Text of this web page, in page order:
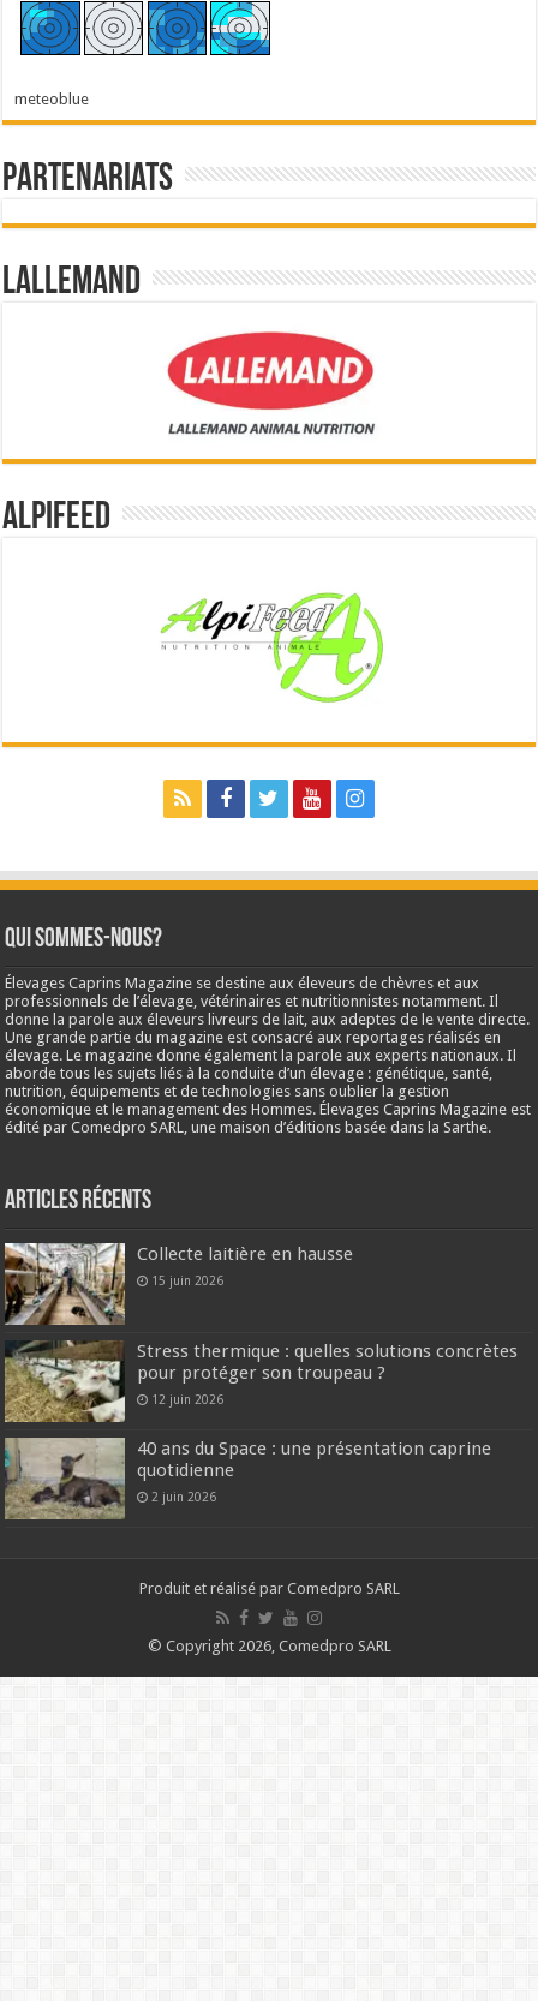
meteoblue
Partenariats
Lallemand
Alpifeed
Qui sommes-nous?
Élevages Caprins Magazine se destine aux éleveurs de chèvres et aux
professionnels de l’élevage, vétérinaires et nutritionnistes notamment. Il
donne la parole aux éleveurs livreurs de lait, aux adeptes de le vente directe.
Une grande partie du magazine est consacré aux reportages réalisés en
élevage. Le magazine donne également la parole aux experts nationaux. Il
aborde tous les sujets liés à la conduite d’un élevage : génétique, santé,
nutrition, équipements et de technologies sans oublier la gestion
économique et le management des Hommes. Élevages Caprins Magazine est
édité par Comedpro SARL, une maison d’éditions basée dans la Sarthe.
Articles récents
Collecte laitière en hausse
15 juin 2026
Stress thermique : quelles solutions concrètes
pour protéger son troupeau ?
12 juin 2026
40 ans du Space : une présentation caprine
quotidienne
2 juin 2026
Produit et réalisé par Comedpro SARL
© Copyright 2026, Comedpro SARL